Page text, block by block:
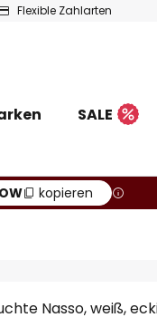
Flexible Zahlarten
SALE
kopieren
Nasso, weiß,